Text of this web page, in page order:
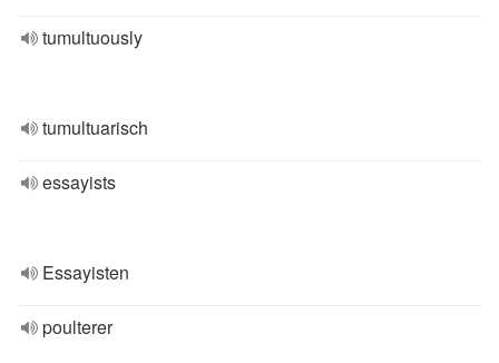
tumultuously
tumultuarisch
essayists
Essayisten
poulterer